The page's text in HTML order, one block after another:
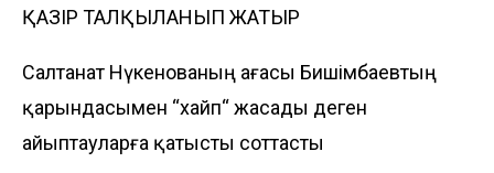
ҚАЗІР ТАЛҚЫЛАНЫП ЖАТЫР
Салтанат Нүкенованың ағасы Бишімбаевтың
қарындасымен “хайп“ жасады деген
айыптауларға қатысты соттасты